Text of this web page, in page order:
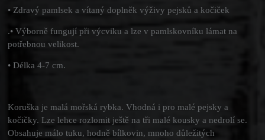
• Zdravý pamlsek a vítaný doplněk výživy pejsků a kočiček
.• Výborně fungují při výcviku a lze v pamlskovníku lámat na
potřebnou velikost.
• Délka 4-7 cm.
Koruška je malá mořská rybka. Vhodná i pro malé pejsky a
kočičky. Lze lehce rozlomit ještě na tři malé kousky a nedrolí se.
Obsahuje málo tuku, hodně bílkovin, mnoho důležitých